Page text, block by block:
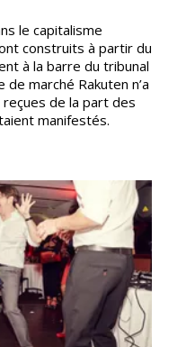
le capitalisme
construits à partir du
à la barre du tribunal
marché Rakuten n’a
de la part des
manifestés.